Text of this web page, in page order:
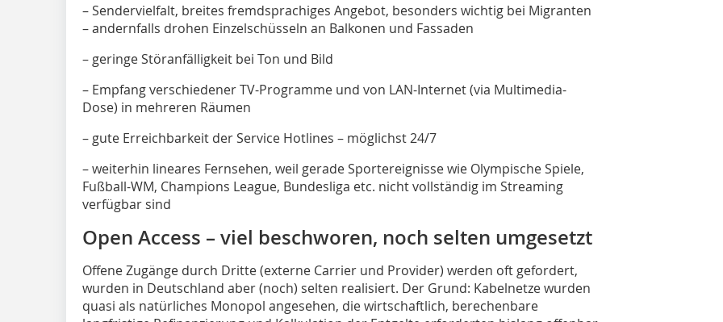
– Sendervielfalt, breites fremdsprachiges Angebot, besonders wichtig bei Migranten
– andernfalls drohen Einzelschüsseln an Balkonen und Fassaden
– geringe Störanfälligkeit bei Ton und Bild
– Empfang verschiedener TV-Programme und von LAN-Internet (via Multimedia-
Dose) in mehreren Räumen
– gute Erreichbarkeit der Service Hotlines – möglichst 24/7
– weiterhin lineares Fernsehen, weil gerade Sportereignisse wie Olympische Spiele,
Fußball-WM, Champions League, Bundesliga etc. nicht vollständig im Streaming
verfügbar sind
Open Access – viel beschworen, noch selten umgesetzt
Offene Zugänge durch Dritte (externe Carrier und Provider) werden oft gefordert,
wurden in Deutschland aber (noch) selten realisiert. Der Grund: Kabelnetze wurden
quasi als natürliches Monopol angesehen, die wirtschaftlich, berechenbare